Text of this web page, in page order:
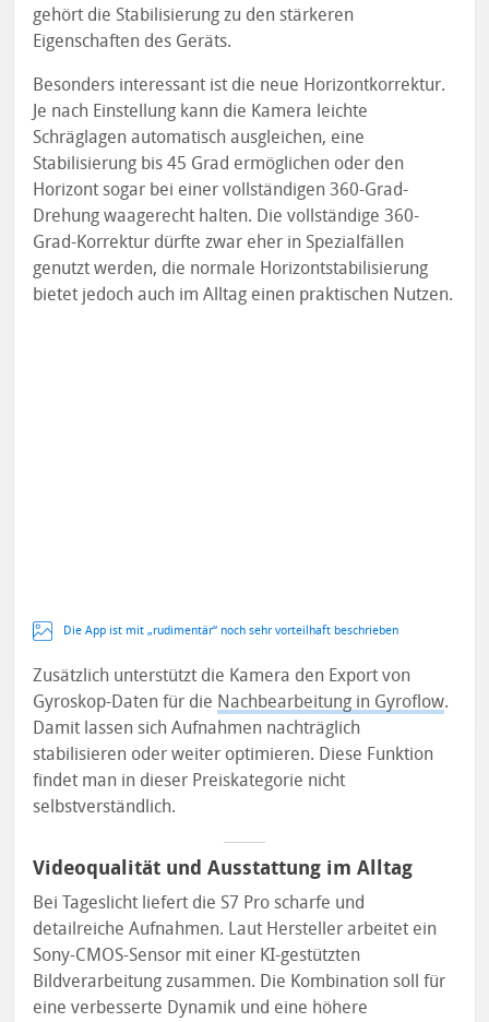
gehört die Stabilisierung zu den stärkeren
Eigenschaften des Geräts.
Besonders interessant ist die neue Horizontkorrektur.
Je nach Einstellung kann die Kamera leichte
Schräglagen automatisch ausgleichen, eine
Stabilisierung bis 45 Grad ermöglichen oder den
Horizont sogar bei einer vollständigen 360-Grad-
Drehung waagerecht halten. Die vollständige 360-
Grad-Korrektur dürfte zwar eher in Spezialfällen
genutzt werden, die normale Horizontstabilisierung
bietet jedoch auch im Alltag einen praktischen Nutzen.
Die App ist mit „rudimentär“ noch sehr vorteilhaft beschrieben
Zusätzlich unterstützt die Kamera den Export von
Gyroskop-Daten für die Nachbearbeitung in Gyroflow.
Damit lassen sich Aufnahmen nachträglich
stabilisieren oder weiter optimieren. Diese Funktion
findet man in dieser Preiskategorie nicht
selbstverständlich.
Videoqualität und Ausstattung im Alltag
Bei Tageslicht liefert die S7 Pro scharfe und
detailreiche Aufnahmen. Laut Hersteller arbeitet ein
Sony-CMOS-Sensor mit einer KI-gestützten
Bildverarbeitung zusammen. Die Kombination soll für
eine verbesserte Dynamik und eine höhere